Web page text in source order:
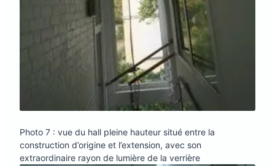
Photo 7 : vue du hall pleine hauteur situé entre la
construction d’origine et l’extension, avec son
extraordinaire rayon de lumière de la verrière